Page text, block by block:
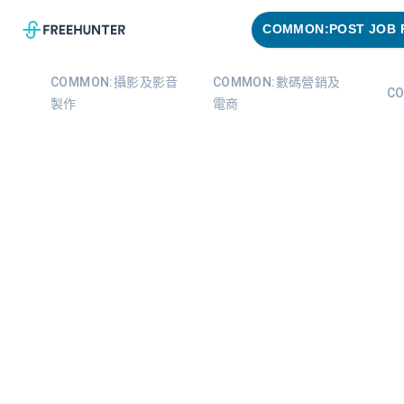
COMMON:POST JOB
COMMON:攝影及影音
製作
COMMON:數碼營銷及
電商